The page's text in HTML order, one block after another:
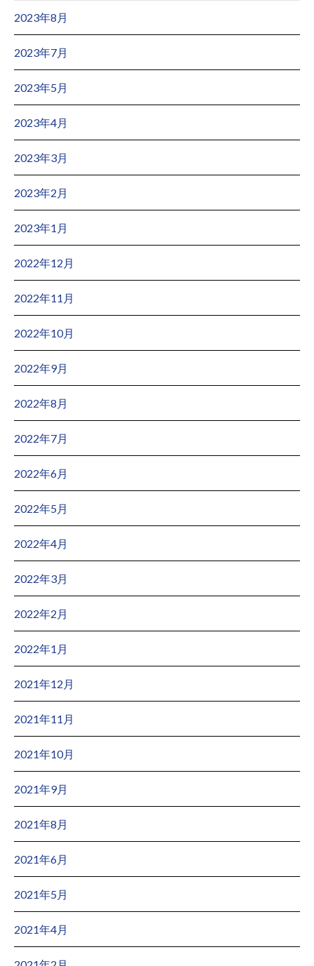
2023年8月
2023年7月
2023年5月
2023年4月
2023年3月
2023年2月
2023年1月
2022年12月
2022年11月
2022年10月
2022年9月
2022年8月
2022年7月
2022年6月
2022年5月
2022年4月
2022年3月
2022年2月
2022年1月
2021年12月
2021年11月
2021年10月
2021年9月
2021年8月
2021年6月
2021年5月
2021年4月